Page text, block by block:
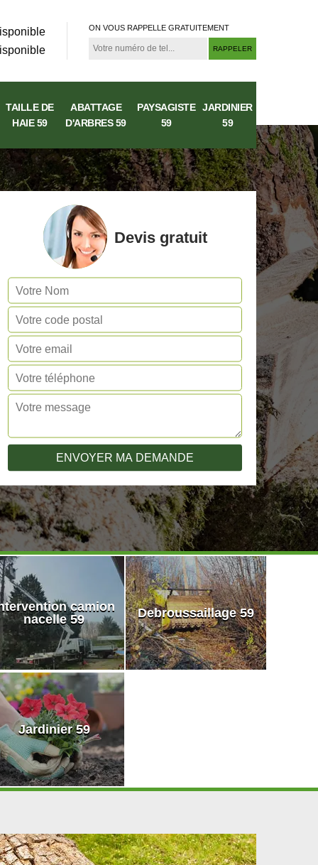
ON VOUS RAPPELLE GRATUITEMENT
TAILLE DE
HAIE 59
ABATTAGE
D'ARBRES 59
PAYSAGISTE
59
JARDINIER
59
Devis gratuit
camion
nacelle 59
Debroussaillage 59
Jardinier 59